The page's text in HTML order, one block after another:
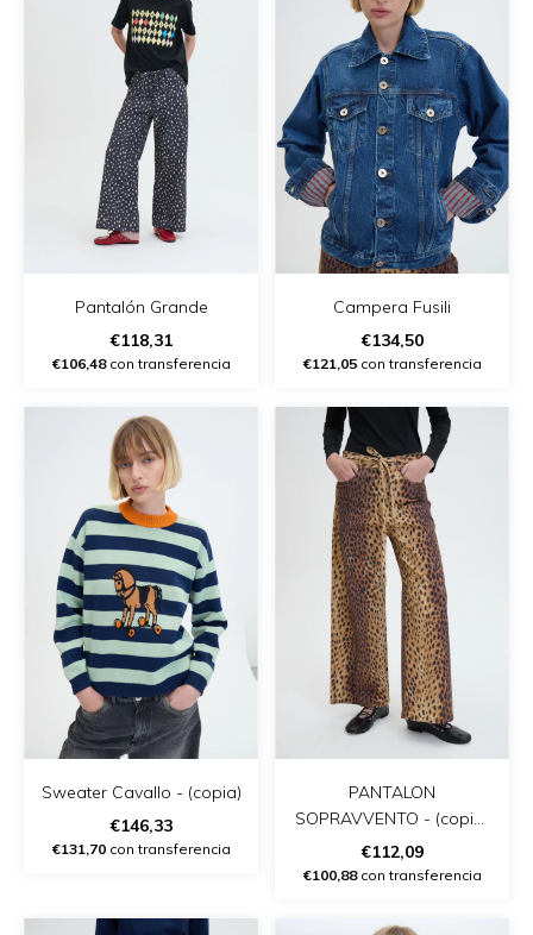
Pantalón Grande
€118,31
€106,48con transferencia
Campera Fusili
€134,50
€121,05con transferencia
Sweater Cavallo - (copia)
€146,33
€131,70con transferencia
PANTALON
SOPRAVVENTO - (copia)
- (copia)
€112,09
€100,88con transferencia